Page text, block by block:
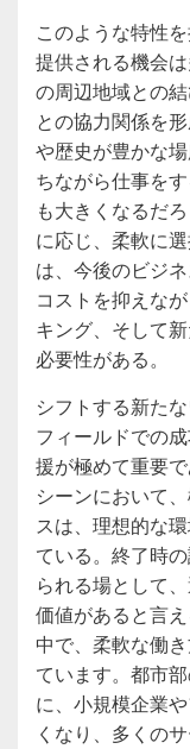
このような特性
提供される機会
の周辺地域との
との協力関係を
や歴史が豊かな
ちながら仕事を
も大きくなるだ
に応じ、柔軟に
は、今後のビジ
コストを抑えな
キング、そして
必要性がある。
シフトする新た
フィールドでの
援が極めて重要
シーンにおいて
スは、理想的な
ている。終了時
られる場として
価値があると言
中で、柔軟な働
ています。都市
に、小規模企業
くなり、多くの